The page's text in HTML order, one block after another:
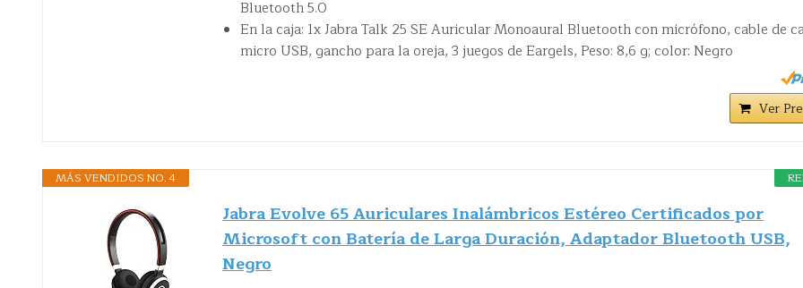
Bluetooth 5.0
En la caja: 1x Jabra Talk 25 SE Auricular Monoaural Bluetooth con micrófono, cable de
micro USB, gancho para la oreja, 3 juegos de Eargels, Peso: 8,6 g; color: Negro
Ver
MÁS VENDIDOS NO. 4
Jabra Evolve 65 Auriculares Inalámbricos Estéreo Certificados por
Microsoft con Batería de Larga Duración, Adaptador Bluetooth USB,
Negro